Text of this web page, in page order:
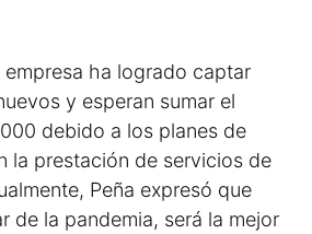
ha logrado captar
y esperan sumar el
debido a los planes de
la prestación de servicios de
Peña expresó que
de la pandemia, será la mejor